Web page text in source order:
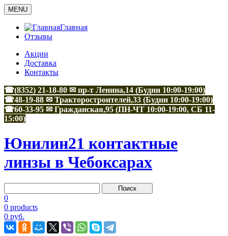
MENU
Главная
Отзывы
Акции
Доставка
Контакты
☎(8352) 21-18-80 ✉ пр-т Ленина,14 (Будни 10:00-19:00)
☎48-19-88 ✉ Тракторостроителей,33 (Будни 10:00-19:00)
☎60-33-95 ✉ Гражданская,95 (ПН-ЧТ 10:00-19:00, СБ 11-
15:00)
Юнилин21 контактные
линзы в Чебоксарах
0
0 products
0 руб.